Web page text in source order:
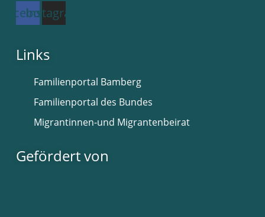
Facebook
Instagram
Links
Familienportal Bamberg
Familienportal des Bundes
Migrantinnen-und Migrantenbeirat
Gefördert von